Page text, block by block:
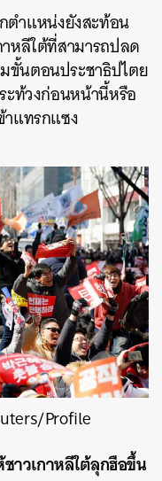
ตำแหน่งยังสะท้อน
หลีใต้ที่สามารถปลด
ขั้นตอนประชาธิปไตย
ะท้วงก่อนหน้านี้หรือ
าแทรกแซง
Profile
าวเกาหลีใต้ลุกฮือขึ้น